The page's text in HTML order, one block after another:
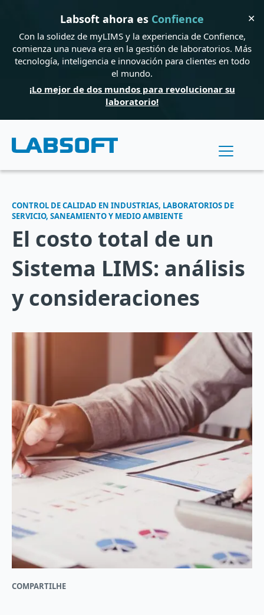
Labsoft ahora es Confience
Con la solidez de myLIMS y la experiencia de Confience,
comienza una nueva era en la gestión de laboratorios. Más
tecnología, inteligencia e innovación para clientes en todo
el mundo.
¡Lo mejor de dos mundos para revolucionar su
laboratorio!
✕
CONTROL DE CALIDAD EN INDUSTRIAS, LABORATORIOS DE
SERVICIO, SANEAMIENTO Y MEDIO AMBIENTE
El costo total de un
Sistema LIMS: análisis
y consideraciones
COMPARTILHE